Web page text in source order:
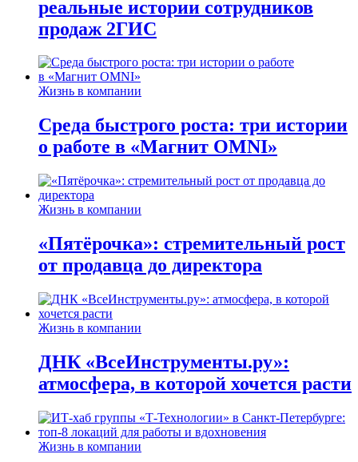
реальные истории сотрудников
продаж 2ГИС
Жизнь в компании
Среда быстрого роста: три истории
о работе в «Магнит OMNI»
Жизнь в компании
«Пятёрочка»: стремительный рост
от продавца до директора
Жизнь в компании
ДНК «ВсеИнструменты.ру»:
атмосфера, в которой хочется расти
Жизнь в компании